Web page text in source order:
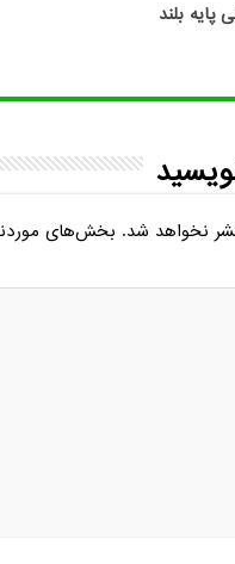
پایه بلند
نخواهد شد. بخش‌های